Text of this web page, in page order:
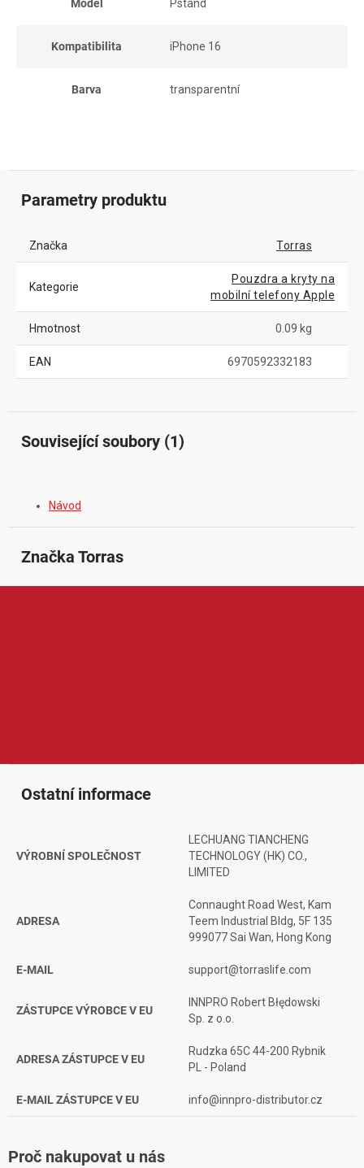
Model Pstand
Kompatibilita iPhone 16
Barva transparentní
Parametry produktu
Značka Torras
Kategorie
Pouzdra a kryty na
mobilní telefony Apple
Hmotnost 0.09 kg
EAN 6970592332183
Související soubory (1)
Návod
Značka Torras
Ostatní informace
VÝROBNÍ SPOLEČNOST
LECHUANG TIANCHENG
TECHNOLOGY (HK) CO.,
LIMITED
ADRESA
Connaught Road West, Kam
Teem Industrial Bldg, 5F 135
999077 Sai Wan, Hong Kong
E-MAIL support@torraslife.com
ZÁSTUPCE VÝROBCE V EU
INNPRO Robert Błędowski
Sp. z o.o.
ADRESA ZÁSTUPCE V EU
Rudzka 65C 44-200 Rybnik
PL - Poland
E-MAIL ZÁSTUPCE V EU info@innpro-distributor.cz
Proč nakupovat u nás